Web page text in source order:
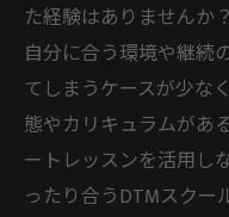
た経験はありませんか
自分に合う環境や継続
てしまうケースが少な
態やカリキュラムがあ
ートレッスンを活用し
ったり合うDTMスクー